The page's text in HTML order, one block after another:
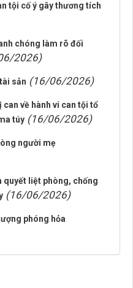
tội cố ý gây thương tích
chóng làm rõ đối
2026)
sản (16/06/2026)
can về hành vi can tội tổ
túy (16/06/2026)
người mẹ
quyết liệt phòng, chống
(16/06/2026)
phóng hỏa